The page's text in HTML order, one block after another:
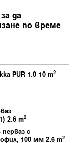
да
по време
PUR 1.0 10 m2
2.6 m2
перваз с
100 мм 2.6 m2